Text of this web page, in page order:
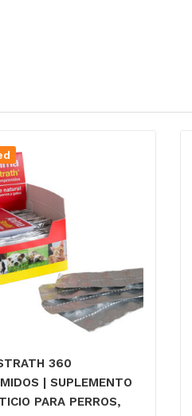
360
| SUPLEMENTO
PARA PERROS,